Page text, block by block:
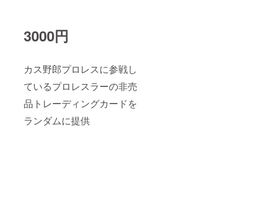
3000円
カス野郎プロレスに参戦し
ているプロレスラーの非売
品トレーディングカードを
ランダムに提供